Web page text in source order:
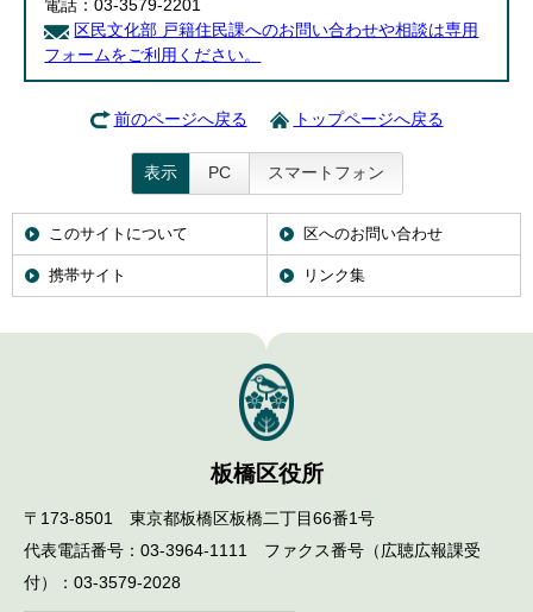
電話：03-3579-2201
区民文化部 戸籍住民課へのお問い合わせや相談は専用
フォームをご利用ください。
前のページへ戻る トップページへ戻る
表示 PC スマートフォン
このサイトについて 区へのお問い合わせ
携帯サイト リンク集
板橋区役所
〒173-8501 東京都板橋区板橋二丁目66番1号
代表電話番号：03-3964-1111 ファクス番号（広聴広報課受
付）：03-3579-2028